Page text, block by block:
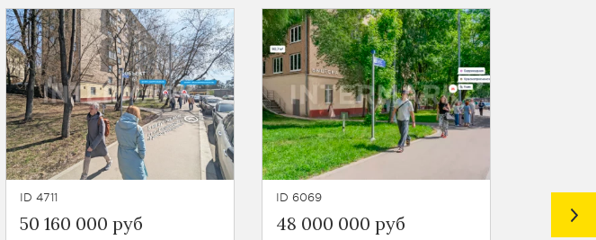
ID 4711
50 160 000 руб
ID 6069
48 000 000 руб
ID 6429
50